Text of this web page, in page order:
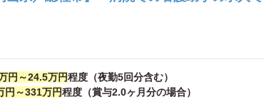
円～24.5万円程度（夜勤5回分含む）
円～331万円程度（賞与2.0ヶ月分の場合）